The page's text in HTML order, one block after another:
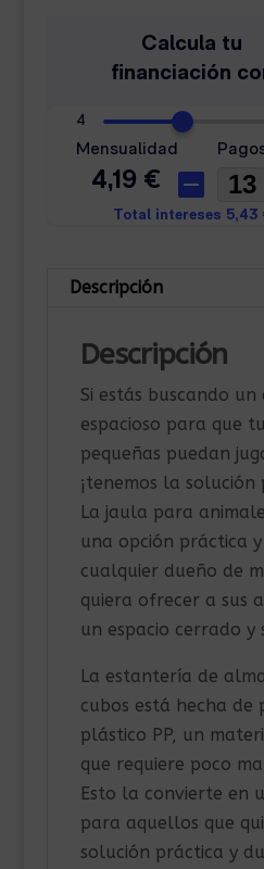
Descripción
Descripción
Si estás buscando un
espacioso para que
pequeñas puedan
¡tenemos la
La jaula para
una opción práctica
cualquier dueño de
quiera ofrecer a sus
un espacio cerrado y
La estantería de
cubos está hecha de
plástico PP, un
que requiere poco
Esto la convierte en
para aquellos que
solución práctica y